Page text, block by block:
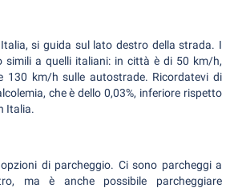
si guida sul lato destro della strada. I
simili a quelli italiani: in città è di 50 km/h,
km/h sulle autostrade. Ricordatevi di
che è dello 0,03%, inferiore rispetto
Italia.
di parcheggio. Ci sono parcheggi a
ma è anche possibile parcheggiare